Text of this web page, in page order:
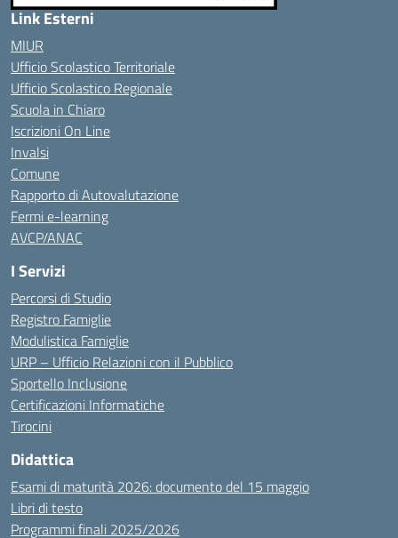
Link Esterni
MIUR
Ufficio Scolastico Territoriale
Ufficio Scolastico Regionale
Scuola in Chiaro
Iscrizioni On Line
Invalsi
Comune
Rapporto di Autovalutazione
Fermi e-learning
AVCP/ANAC
I Servizi
Percorsi di Studio
Registro Famiglie
Modulistica Famiglie
URP – Ufficio Relazioni con il Pubblico
Sportello Inclusione
Certificazioni Informatiche
Tirocini
Didattica
Esami di maturità 2026: documento del 15 maggio
Libri di testo
Programmi finali 2025/2026